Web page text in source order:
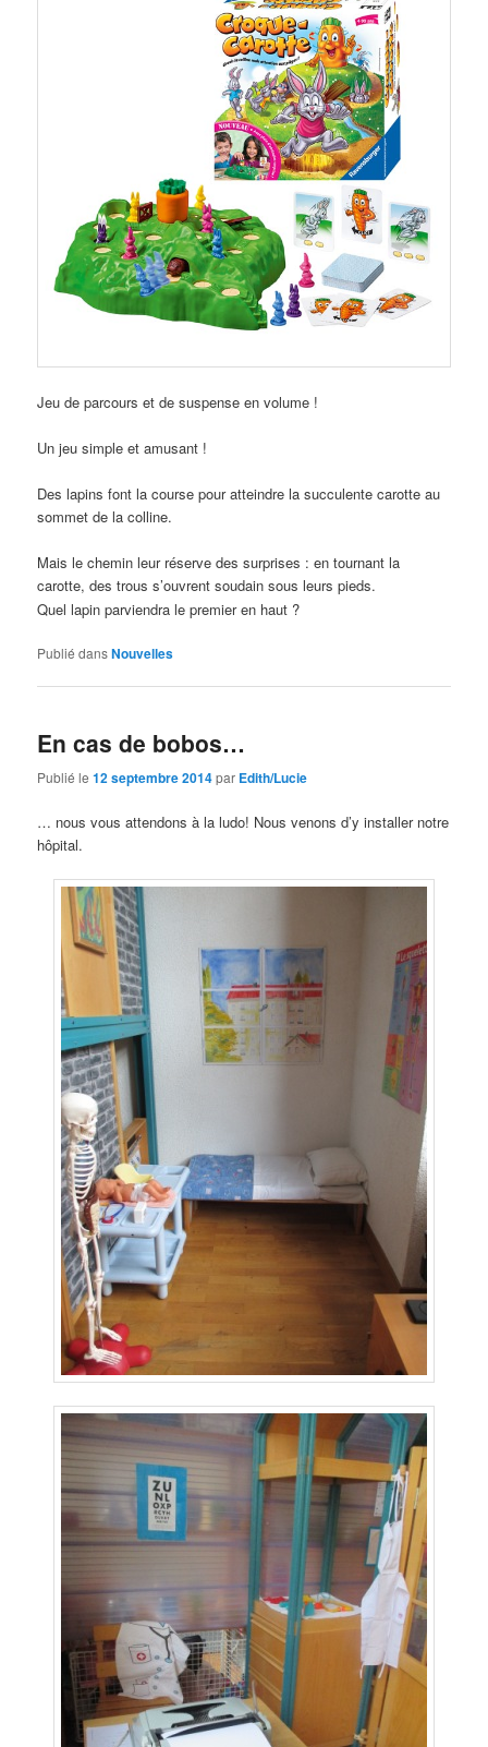
Jeu de parcours et de suspense en volume !
Un jeu simple et amusant !
Des lapins font la course pour atteindre la succulente carotte au
sommet de la colline.
Mais le chemin leur réserve des surprises : en tournant la
carotte, des trous s’ouvrent soudain sous leurs pieds.
Quel lapin parviendra le premier en haut ?
Publié dansNouvelles
En cas de bobos…
Publié le12 septembre 2014par Edith/Lucie
… nous vous attendons à la ludo! Nous venons d’y installer notre
hôpital.